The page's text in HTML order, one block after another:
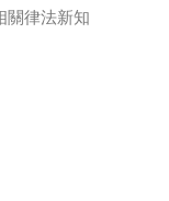
關律法新知